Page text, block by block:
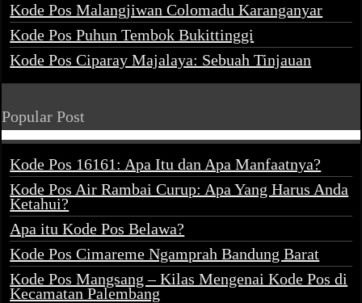
Kode Pos Malangjiwan Colomadu Karanganyar
Kode Pos Puhun Tembok Bukittinggi
Kode Pos Ciparay Majalaya: Sebuah Tinjauan
Popular Post
Kode Pos 16161: Apa Itu dan Apa Manfaatnya?
Kode Pos Air Rambai Curup: Apa Yang Harus Anda
Ketahui?
Apa itu Kode Pos Belawa?
Kode Pos Cimareme Ngamprah Bandung Barat
Kode Pos Mangsang – Kilas Mengenai Kode Pos di
Kecamatan Palembang